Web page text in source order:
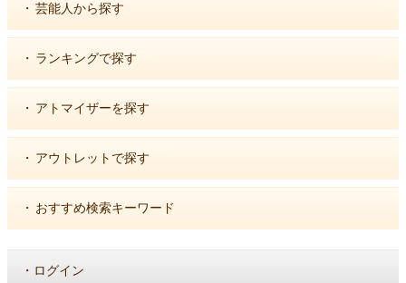
・ 芸能人から探す
・ ランキングで探す
・ アトマイザーを探す
・ アウトレットで探す
・ おすすめ検索キーワード
・ ログイン